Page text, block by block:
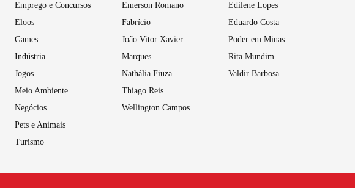
Emprego e Concursos
Eloos
Games
Indústria
Jogos
Meio Ambiente
Negócios
Pets e Animais
Turismo
Emerson Romano
Fabrício
João Vitor Xavier
Marques
Nathália Fiuza
Thiago Reis
Wellington Campos
Edilene Lopes
Eduardo Costa
Poder em Minas
Rita Mundim
Valdir Barbosa